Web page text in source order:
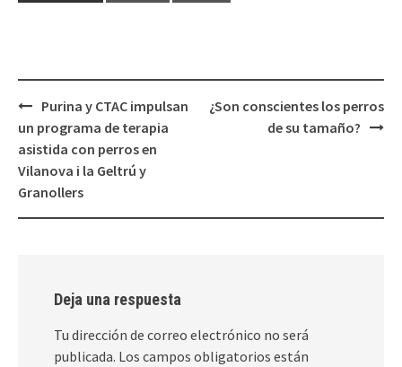
Navegación
de
entradas
Purina y CTAC impulsan
un programa de terapia
asistida con perros en
Vilanova i la Geltrú y
Granollers
¿Son conscientes los perros
de su tamaño?
Deja una respuesta
Tu dirección de correo electrónico no será
publicada. Los campos obligatorios están